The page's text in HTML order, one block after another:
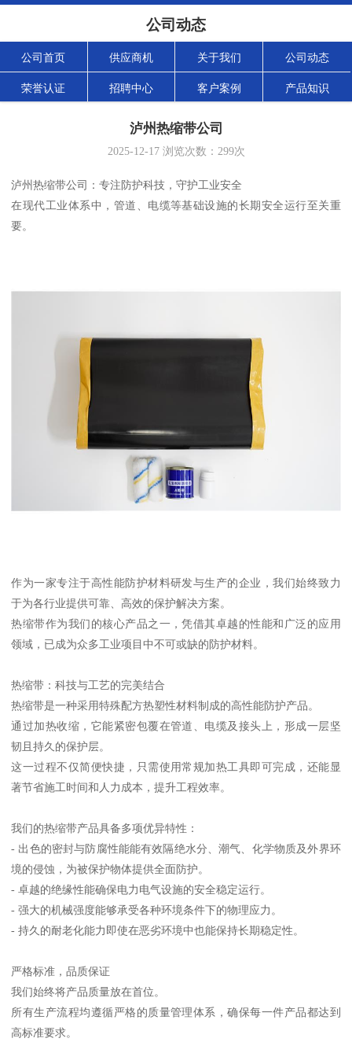
公司动态
公司首页 供应商机 关于我们 公司动态
荣誉认证 招聘中心 客户案例 产品知识
泸州热缩带公司
2025-12-17浏览次数： 299次
泸州热缩带公司：专注防护科技，守护工业安全
在现代工业体系中，管道、电缆等基础设施的长期安全运行至关重
要。
作为一家专注于高性能防护材料研发与生产的企业，我们始终致力
于为各行业提供可靠、高效的保护解决方案。
热缩带作为我们的核心产品之一，凭借其卓越的性能和广泛的应用
领域，已成为众多工业项目中不可或缺的防护材料。
热缩带：科技与工艺的完美结合
热缩带是一种采用特殊配方热塑性材料制成的高性能防护产品。
通过加热收缩，它能紧密包覆在管道、电缆及接头上，形成一层坚
韧且持久的保护层。
这一过程不仅简便快捷，只需使用常规加热工具即可完成，还能显
著节省施工时间和人力成本，提升工程效率。
我们的热缩带产品具备多项优异特性：
- 出色的密封与防腐性能能有效隔绝水分、潮气、化学物质及外界环
境的侵蚀，为被保护物体提供全面防护。
- 卓越的绝缘性能确保电力电气设施的安全稳定运行。
- 强大的机械强度能够承受各种环境条件下的物理应力。
- 持久的耐老化能力即使在恶劣环境中也能保持长期稳定性。
严格标准，品质保证
我们始终将产品质量放在首位。
所有生产流程均遵循严格的质量管理体系，确保每一件产品都达到
高标准要求。